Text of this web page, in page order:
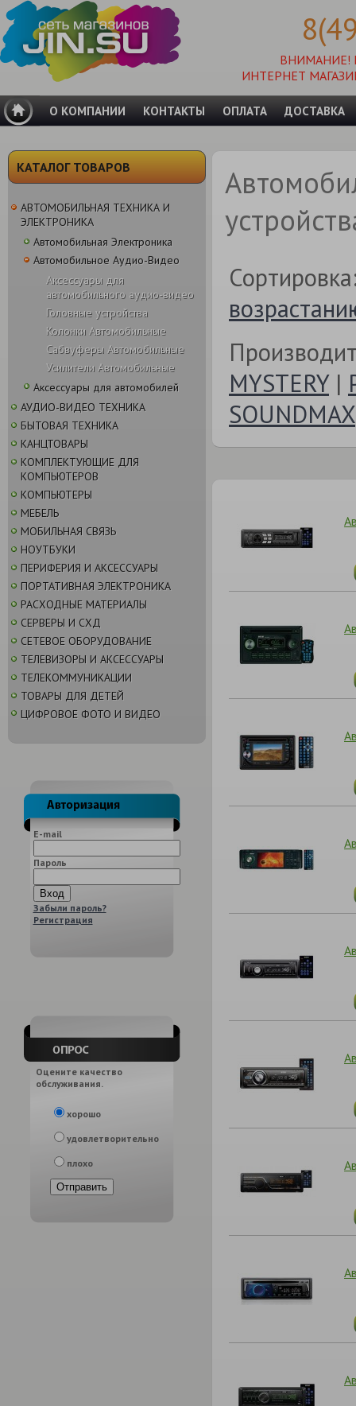
ВНИМАНИЕ!
ИНТЕРНЕТ
О КОМПАНИИ КОНТАКТЫ ОПЛАТА ДОСТАВКА
КАТАЛОГ ТОВАРОВ
АВТОМОБИЛЬНАЯ ТЕХНИКА И
ЭЛЕКТРОНИКА
Автомобильная Электроника
Автомобильное Аудио-Видео
Аксессуары для
автомобильного аудио-видео
Головные устройства
Колонки Автомобильные
Сабвуферы Автомобильные
Усилители Автомобильные
Аксессуары для автомобилей
АУДИО-ВИДЕО ТЕХНИКА
БЫТОВАЯ ТЕХНИКА
КАНЦТОВАРЫ
КОМПЛЕКТУЮЩИЕ ДЛЯ
КОМПЬЮТЕРОВ
КОМПЬЮТЕРЫ
МЕБЕЛЬ
МОБИЛЬНАЯ СВЯЗЬ
НОУТБУКИ
ПЕРИФЕРИЯ И АКСЕССУАРЫ
ПОРТАТИВНАЯ ЭЛЕКТРОНИКА
РАСХОДНЫЕ МАТЕРИАЛЫ
СЕРВЕРЫ И СХД
СЕТЕВОЕ ОБОРУДОВАНИЕ
ТЕЛЕВИЗОРЫ И АКСЕССУАРЫ
ТЕЛЕКОММУНИКАЦИИ
ТОВАРЫ ДЛЯ ДЕТЕЙ
ЦИФРОВОЕ ФОТО И ВИДЕО
E-mail
Пароль
Забыли пароль?
Регистрация
Оцените качество
обслуживания.
хорошо
удовлетворительно
плохо
MYSTERY|
SOUNDMAX